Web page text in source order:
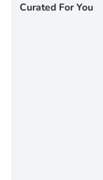
Curated For You